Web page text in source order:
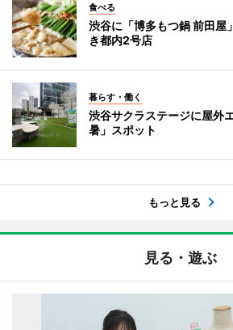
食べる
渋谷に「博多もつ鍋 前田
き都内2号店
暮らす・働く
渋谷サクラステージに屋外
暑」スポット
もっと見る
見る・遊ぶ